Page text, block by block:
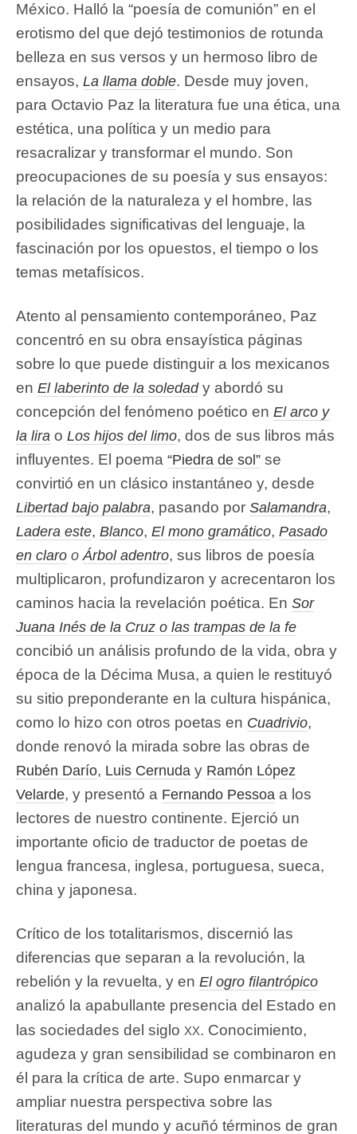
México. Halló la “poesía de comunión” en el
erotismo del que dejó testimonios de rotunda
belleza en sus versos y un hermoso libro de
ensayos, La llama doble. Desde muy joven,
para Octavio Paz la literatura fue una ética, una
estética, una política y un medio para
resacralizar y transformar el mundo. Son
preocupaciones de su poesía y sus ensayos:
la relación de la naturaleza y el hombre, las
posibilidades significativas del lenguaje, la
fascinación por los opuestos, el tiempo o los
temas metafísicos.
Atento al pensamiento contemporáneo, Paz
concentró en su obra ensayística páginas
sobre lo que puede distinguir a los mexicanos
en El laberinto de la soledady abordó su
concepción del fenómeno poético en El arco y
la lira o Los hijos del limo, dos de sus libros más
influyentes. El poema “Piedra de sol” se
convirtió en un clásico instantáneo y, desde
Libertad bajo palabra, pasando por Salamandra,
Ladera este, Blanco, El mono gramático, Pasado
en claro o Árbol adentro, sus libros de poesía
multiplicaron, profundizaron y acrecentaron los
caminos hacia la revelación poética. En Sor
Juana Inés de la Cruz o las trampas de la fe
concibió un análisis profundo de la vida, obra y
época de la Décima Musa, a quien le restituyó
su sitio preponderante en la cultura hispánica,
como lo hizo con otros poetas en Cuadrivio,
donde renovó la mirada sobre las obras de
Rubén Darío, Luis Cernuda y Ramón López
Velarde, y presentó a Fernando Pessoa a los
lectores de nuestro continente. Ejerció un
importante oficio de traductor de poetas de
lengua francesa, inglesa, portuguesa, sueca,
china y japonesa.
Crítico de los totalitarismos, discernió las
diferencias que separan a la revolución, la
rebelión y la revuelta, y en El ogro filantrópico
analizó la apabullante presencia del Estado en
las sociedades del siglo xx. Conocimiento,
agudeza y gran sensibilidad se combinaron en
él para la crítica de arte. Supo enmarcar y
ampliar nuestra perspectiva sobre las
literaturas del mundo y acuñó términos de gran